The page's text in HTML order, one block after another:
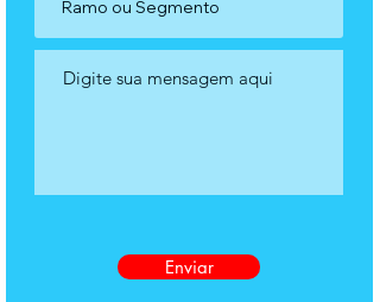
Enviar